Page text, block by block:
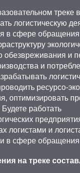
треке
логистическую
в сфере обращения
обезвреживания и
и
ресурсо-
оптимизировать
работать
логистами и
в сфере обращения
на треке